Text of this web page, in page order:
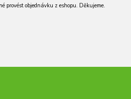
provést objednávku z eshopu. Děkujeme.